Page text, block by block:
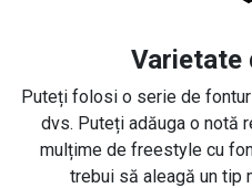
Varietate
Puteți folosi o serie de
dvs. Puteți adăuga o notă
mulțime de freestyle cu
trebui să aleagă un tip